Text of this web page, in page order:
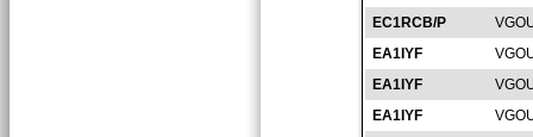
EC1RCB/P
EA1IYF
EA1IYF
EA1IYF